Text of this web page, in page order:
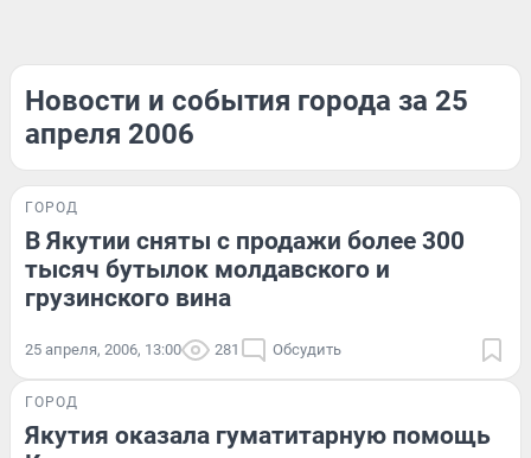
Новости и события города за 25
апреля 2006
ГОРОД
В Якутии сняты с продажи более 300
тысяч бутылок молдавского и
грузинского вина
25 апреля, 2006, 13:00 281 Обсудить
ГОРОД
Якутия оказала гуматитарную помощь